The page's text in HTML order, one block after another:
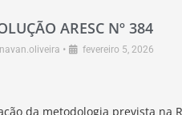
ARESC Nº 384
• fevereiro 5, 2026
da metodologia prevista na